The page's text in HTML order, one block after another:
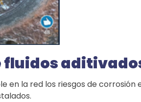
fluidos
en la red los riesgos de corrosión